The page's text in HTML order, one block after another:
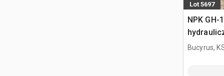
Lot 5697
NPK GH-
Bucyrus,